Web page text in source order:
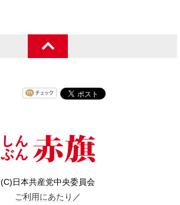
(C)日本共産党中央委員会
ご利用にあたり ／